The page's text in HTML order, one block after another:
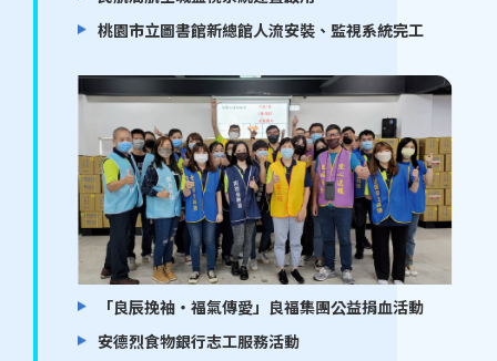
桃園市立圖書館新總館人流安裝、監視系統完工
「良辰挽袖・福氣傳愛」良福集團公益捐血活動
安德烈食物銀行志工服務活動